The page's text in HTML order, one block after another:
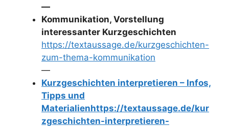
—
Kommunikation, Vorstellung
interessanter Kurzgeschichten
https://textaussage.de/kurzgeschichten-
zum-thema-kommunikation
—
Kurzgeschichten interpretieren – Infos,
Tipps und
Materialienhttps://textaussage.de/kur
zgeschichten-interpretieren-